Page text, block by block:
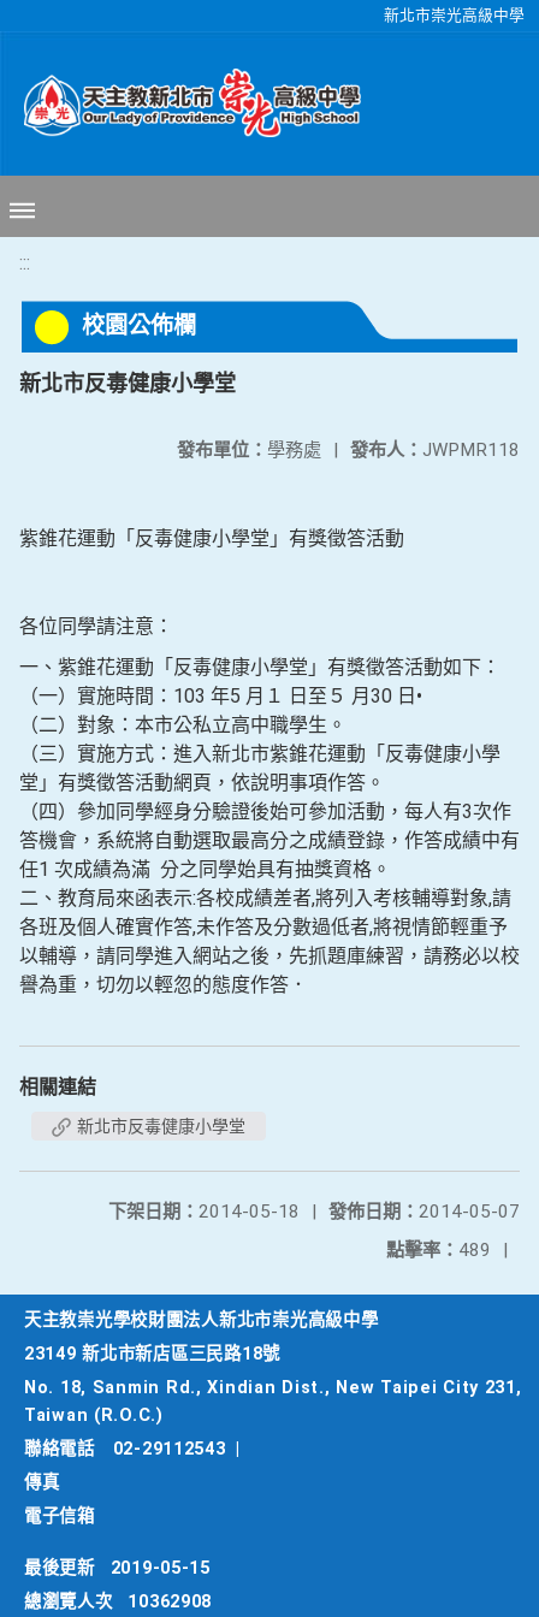
新北市崇光高級中學
:::
校園公佈欄
新北市反毒健康小學堂
發布人： JWPMR118
發布單位： 學務處 |
紫錐花運動「反毒健康小學堂」有獎徵答活動
各位同學請注意：
一、紫錐花運動「反毒健康小學堂」有獎徵答活動如下：
（一）實施時間：103 年5 月１ 日至５ 月30 日•
（二）對象：本市公私立高中職學生。
（三）實施方式：進入新北市紫錐花運動「反毒健康小學
堂」有獎徵答活動網頁，依說明事項作答。
（四）參加同學經身分驗證後始可參加活動，每人有3次作
答機會，系統將自動選取最高分之成績登錄，作答成績中有
任1 次成績為滿 分之同學始具有抽獎資格。
二、教育局來函表示:各校成績差者,將列入考核輔導對象,請
各班及個人確實作答,未作答及分數過低者,將視情節輕重予
以輔導，請同學進入網站之後，先抓題庫練習，請務必以校
譽為重，切勿以輕忽的態度作答．
相關連結
新北市反毒健康小學堂
發佈日期： 2014-05-07
下架日期： 2014-05-18
|
點擊率： 489 |
天主教崇光學校財團法人新北市崇光高級中學
23149 新北市新店區三民路18號
No. 18, Sanmin Rd., Xindian Dist., New Taipei City 231,
Taiwan (R.O.C.)
聯絡電話
02-29112543
傳真
電子信箱
最後更新
2019-05-15
總瀏覽人次
10362908